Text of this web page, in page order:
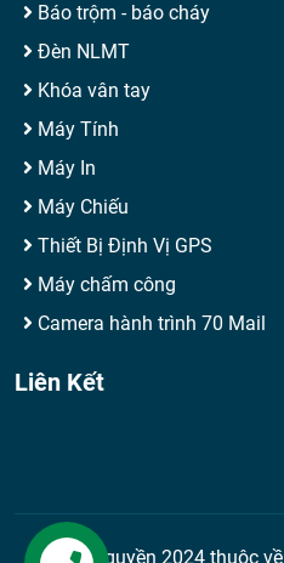
Báo trộm - báo cháy
Đèn NLMT
Khóa vân tay
Máy Tính
Máy In
Máy Chiếu
Thiết Bị Định Vị GPS
Máy chấm công
Camera hành trình 70 Mail
Liên Kết
© Bản quyền 2024 thuộc về